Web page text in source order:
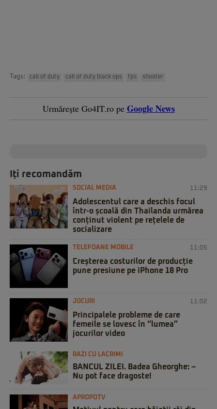
Tags: call of duty call of duty black ops fps shooter
Urmărește Go4IT.ro pe Google News
Iți recomandăm
SOCIAL MEDIA 11:29
Adolescentul care a deschis focul
într-o școală din Thailanda urmărea
conținut violent pe rețelele de
socializare
TELEFOANE MOBILE 11:05
Creșterea costurilor de producție
pune presiune pe iPhone 18 Pro
JOCURI 11:02
Principalele probleme de care
femeile se lovesc în “lumea”
jocurilor video
RAZI CU LACRIMI
BANCUL ZILEI. Badea Gheorghe: –
Nu pot face dragoste!
APROPOTV